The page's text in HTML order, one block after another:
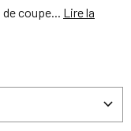
coupe... Lire la